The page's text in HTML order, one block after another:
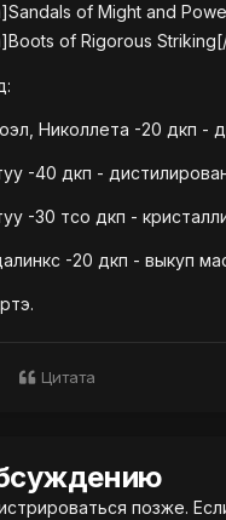
of Might and
of Rigorous
Николлета -20 дкп -
-40 дкп -
-30 тсо дкп -
-20 дкп - выкуп
Цитата
позже.